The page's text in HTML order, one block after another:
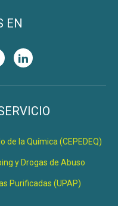
EN
de la Química (CEPEDEQ)
y Drogas de Abuso
Purificadas (UPAP)